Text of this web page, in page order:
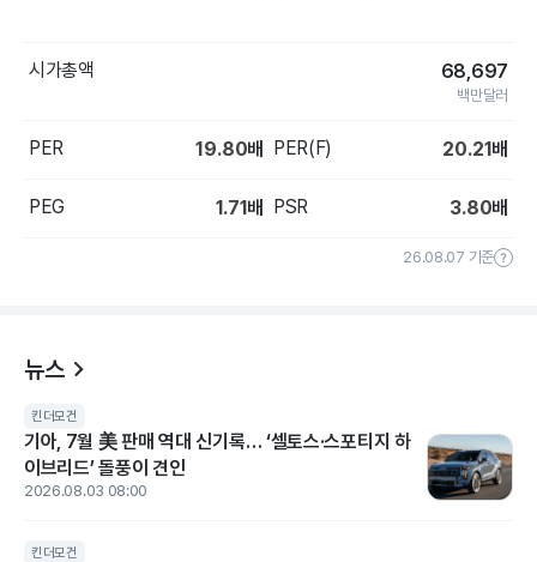
시가총액 68,697
백만달러
PER 19.80배 PER(F) 20.21배
PEG 1.71배 PSR 3.80배
26.08.07 기준
뉴스
킨더모건
기아, 7월 美 판매 역대 신기록… ‘셀토스·스포티지 하
이브리드’ 돌풍이 견인
2026.08.03 08:00
킨더모건